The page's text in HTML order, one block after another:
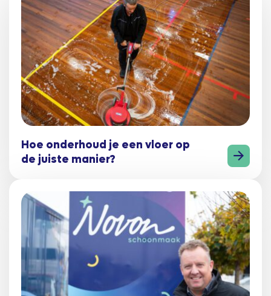
Hoe onderhoud je een vloer op
de juiste manier?